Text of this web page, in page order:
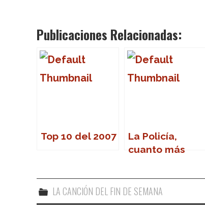
Publicaciones Relacionadas:
Top 10 del 2007
La Policía,
cuanto más
LA CANCIÓN DEL FIN DE SEMANA